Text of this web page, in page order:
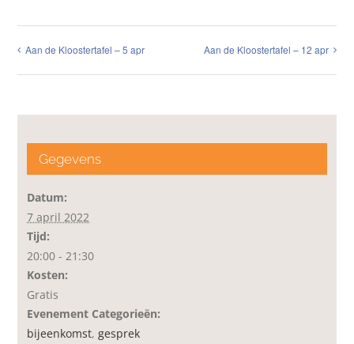
Aan de Kloostertafel – 5 apr Aan de Kloostertafel – 12 apr
Gegevens
Datum:
7 april 2022
Tijd:
20:00 - 21:30
Kosten:
Gratis
Evenement Categorieën:
bijeenkomst,gesprek